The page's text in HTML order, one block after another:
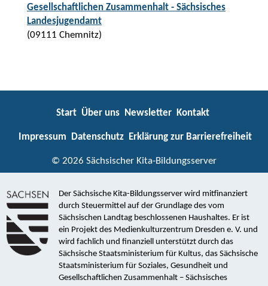
Gesellschaftlichen Zusammenhalt - Sächsisches
Landesjugendamt
(09111 Chemnitz)
Start Über uns Newsletter Kontakt
Impressum Datenschutz Erklärung zur Barrierefreiheit
© 2026 Sächsischer Kita-Bildungsserver
Der Sächsische Kita-Bildungsserver wird mitfinanziert
durch Steuermittel auf der Grundlage des vom
Sächsischen Landtag beschlossenen Haushaltes. Er ist
ein Projekt des Medienkulturzentrum Dresden e. V. und
wird fachlich und finanziell unterstützt durch das
Sächsische Staatsministerium für Kultus, das Sächsische
Staatsministerium für Soziales, Gesundheit und
Gesellschaftlichen Zusammenhalt – Sächsisches